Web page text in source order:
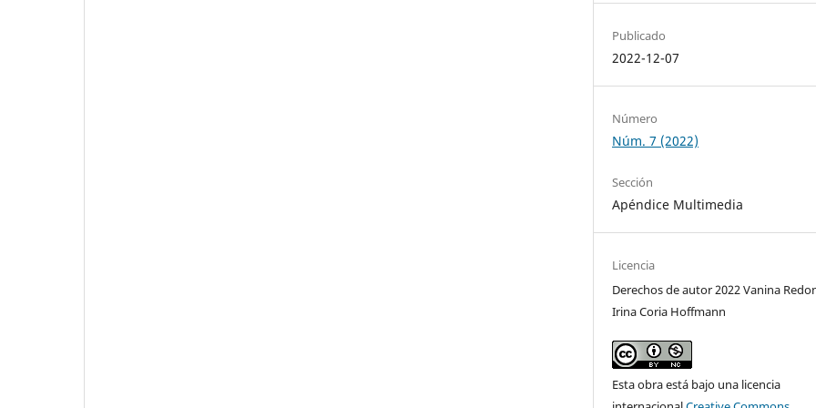
Publicado
2022-12-07
Número
Núm. 7 (2022)
Sección
Apéndice Multimedia
Licencia
Derechos de autor 2022 Vanina
Irina Coria Hoffmann
Esta obra está bajo una licencia